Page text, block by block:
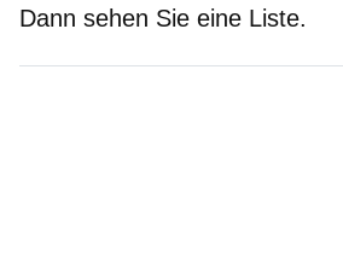
Dann sehen Sie eine Liste.